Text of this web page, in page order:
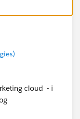
cloud - i